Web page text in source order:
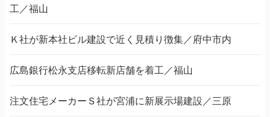
工／福山
Ｋ社が新本社ビル建設で近く見積り徴集／府中市内
広島銀行松永支店移転新店舗を着工／福山
注文住宅メーカーＳ社が宮浦に新展示場建設／三原